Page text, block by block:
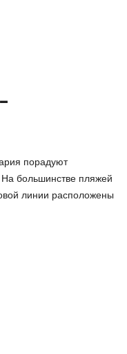
порадуют
На большинстве пляжей
линии расположены